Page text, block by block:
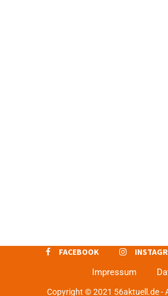
FACEBOOK
Impressum
Copyright © 2021 56aktuell.de -